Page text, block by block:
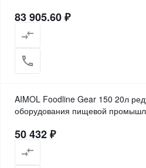
83 905.60 ₽
AIMOL Foodline Gear 150 20л
оборудования пищевой
50 432 ₽